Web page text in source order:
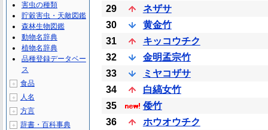
29
ネザサ
30
黄金竹
31
キッコウチク
32
金明孟宗竹
33
ミヤコザサ
34
白縞女竹
35
倭竹
36
ホウオウチク
害虫の種類
貯穀害虫・天敵図鑑
森林生物図鑑
動物名辞典
植物名辞典
品種登録データベー
ス
＋ 食品
＋ 人名
＋ 方言
＋ 辞書・百科事典